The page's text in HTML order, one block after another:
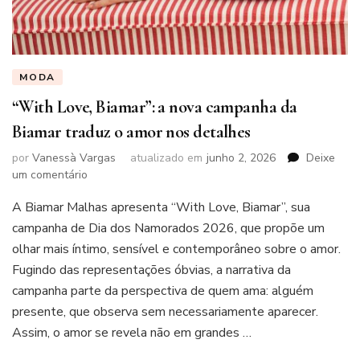
MODA
“With Love, Biamar”: a nova campanha da
Biamar traduz o amor nos detalhes
por Vanessà Vargas atualizado em junho 2, 2026
Deixe
um comentário
Love,
Biamar”:
a
nova
campanha
da
Biamar
A Biamar Malhas apresenta “With Love, Biamar”, sua
campanha de Dia dos Namorados 2026, que propõe um
olhar mais íntimo, sensível e contemporâneo sobre o amor.
Fugindo das representações óbvias, a narrativa da
campanha parte da perspectiva de quem ama: alguém
presente, que observa sem necessariamente aparecer.
Assim, o amor se revela não em grandes …